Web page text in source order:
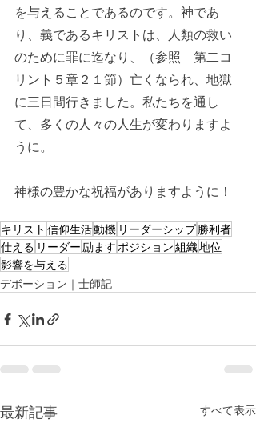
を与えることであるのです。神であ
り、義であるキリストは、人類の救い
のために罪に迄なり、（参照　第二コ
リント５章２１節）亡くなられ、地獄
に三日間行きました。私たちを通し
て、多くの人々の人生が変わりますよ
うに。
神様の豊かな祝福がありますように！
キリスト 信仰生活動機 リーダーシップ勝利者
仕える リーダー 励ますポジション組織地位
影響を与える
デボーション｜士師記
最新記事 すべて表示